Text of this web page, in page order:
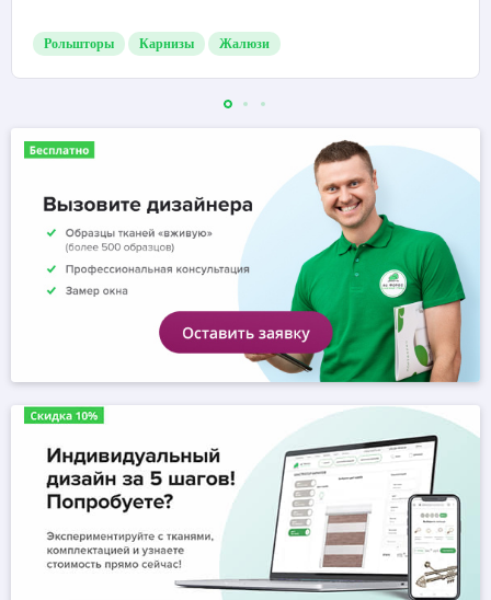
Рольшторы Карнизы Жалюзи